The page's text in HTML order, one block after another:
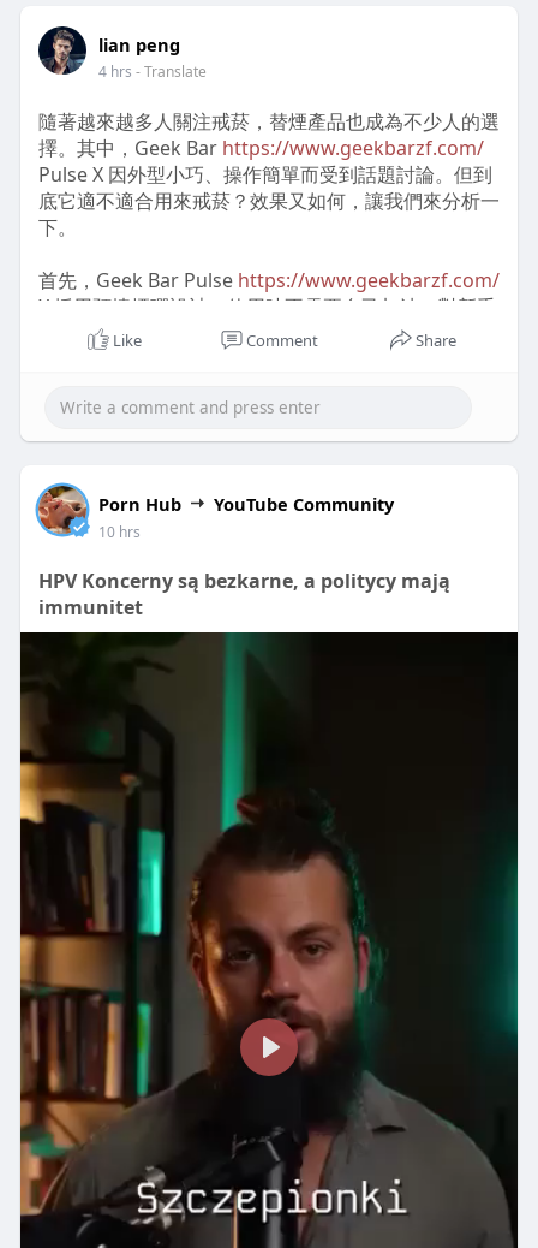
或口袋，不會造成太多負擔。
不過，在使用過程中，舒適度卻有一些小缺點。有時候
在操作IQOS時，握持感會略顯不適，尤其是長時間使
用後，手指會有些疲勞，這點或許在日常使用中需要考
量。
使用IQOS主機時常見的操作困擾
在操作IQOS機子
時，啟動與關閉的動作整體來說是便利的。只需按下按
鈕就能輕鬆啟動，但在某些瞬間，我會發現啟動的反應
不夠即時，需要稍等幾秒。這在急著使用時，會讓我有
所困擾。
至於清潔與維護，整體難度屬於中等。我需要定期清理
並不複雜，只要按照說明書就能完成。
IQOS主機的性能是否符合期待？
性能方面，IQOS煙機
https://www.iqosdevice52.com/的加熱速度通常能
夠滿足我的需求，基本上在幾十秒內就能準備好。不
過，相較於傳統香煙的濃厚煙霧，IQOS所產生的煙霧
量似乎稍顯不足。對於習慣了濃烈口感的使用者來說，
這可能需要一段時間來適應。
在口感上，IQOS煙霧的風味與傳統香煙有著明顯的差
異，雖然吸入時的感覺更為順滑，但對於某些老煙民來
說，可能會覺得少了些許的強烈。這讓我思考，是否還
是回到傳統香煙會讓人更為滿足。
用戶對IQOS主機的整體滿意度
長期使用下來，對於IQOS主機的整體滿意度，因人而
異。有些用戶反映他們在過程中成功減少了對傳統香煙
的依賴，而另一些人則表示無法完全放下舊有的習慣。
對於那些尋求更健康選擇的吸煙者來說，IQOS主機無
疑是一個不錯的選擇，但IQOS 主機購買
https://www.iqosdevice52.com/
時需注意適應過程
的挑戰。
總體而言，若你正在尋找減少傳統香煙危害的替代方
案，IQOS主機的確是一個值得考慮的選擇。
lian peng
4 hrs - Translate
隨著越來越多人關注戒菸，替煙產品也成為不少人的選
擇。其中，Geek Bar https://www.geekbarzf.com/
Pulse X 因外型小巧、操作簡單而受到話題討論。但到
底它適不適合用來戒菸？效果又如何，讓我們來分析一
下。
首先，Geek Bar Pulse https://www.geekbarzf.com/
X 採用預填煙彈設計，使用時不需要自己加油，對新手
來說非常方便。煙霧量適中，口感接近一般香菸，對於
想要降低尼古丁攝取的人，有一定的替代作用。不過要
菸的決心與行為。
https://www.geekbarzf.com/
能在短時間內滿足吸菸
慾望，尤其是在社交場合或想吸菸卻不方便的時候，確
實有替煙效果。一些人更分享，搭配逐步降低尼古丁濃
度的策略，對減少傳統香菸吸食量有幫助。
然而，也有使用者指出，長期依賴 Geek Bar Pulse X
可能會讓尼古丁依賴延長，若沒有設定明確戒菸計畫，
可能只是將吸菸方式換成電子煙而已。因此，如果目標
是真正戒菸，建議搭配專業戒菸輔助，如行為療法或戒
菸貼片，效果會更明顯。
總結來說，Geek Bar電子煙
https://www.geekbarzf.com/
適合作為戒菸過渡或替
煙工具，短期使用可以減少香菸攝取、滿足口感需求，
但不能完全替代戒菸計畫。對想嘗試替煙的人來說，選
擇 Geek Bar Pulse X 不失為一個方便、口感穩定的選
擇，但持續自我控管與降低尼古丁濃度，才是成功戒菸
的關鍵。
Like Comment Share
Porn Hub YouTube Community
10 hrs
HPV Koncerny są bezkarne, a politycy mają
immunitet
P
a
y